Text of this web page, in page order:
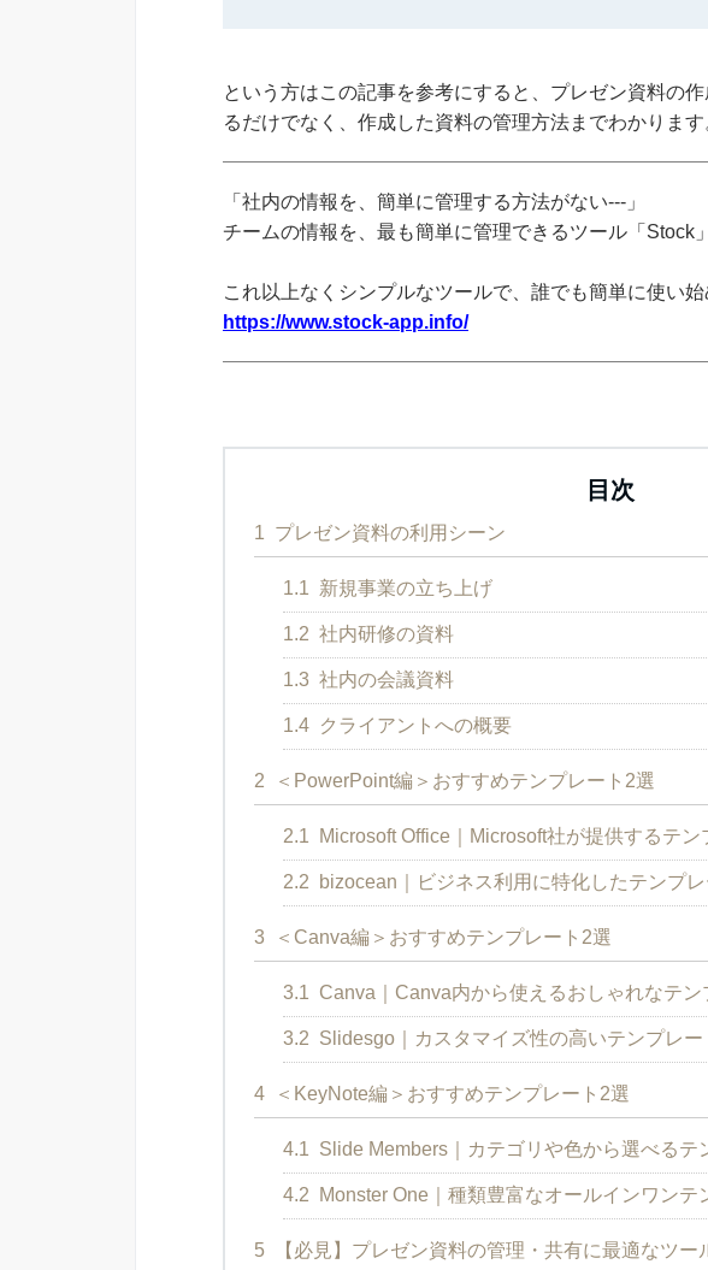
という方はこの記事を参考にすると、プレゼン資料の
るだけでなく、作成した資料の管理方法までわかります
「社内の情報を、簡単に管理する方法がない---」
チームの情報を、最も簡単に管理できるツール「Stock」
これ以上なくシンプルなツールで、誰でも簡単に使い始
https://www.stock-app.info/
目次
1 プレゼン資料の利用シーン
1.1 新規事業の立ち上げ
1.2 社内研修の資料
1.3 社内の会議資料
1.4 クライアントへの概要
2 ＜PowerPoint編＞おすすめテンプレート2選
2.1 Microsoft Office｜Microsoft社が提供するテン
2.2 bizocean｜ビジネス利用に特化したテンプレ
3 ＜Canva編＞おすすめテンプレート2選
3.1 Canva｜Canva内から使えるおしゃれなテン
3.2 Slidesgo｜カスタマイズ性の高いテンプレー
4 ＜KeyNote編＞おすすめテンプレート2選
4.1 Slide Members｜カテゴリや色から選べるテ
4.2 Monster One｜種類豊富なオールインワンテ
5 【必見】プレゼン資料の管理・共有に最適なツー